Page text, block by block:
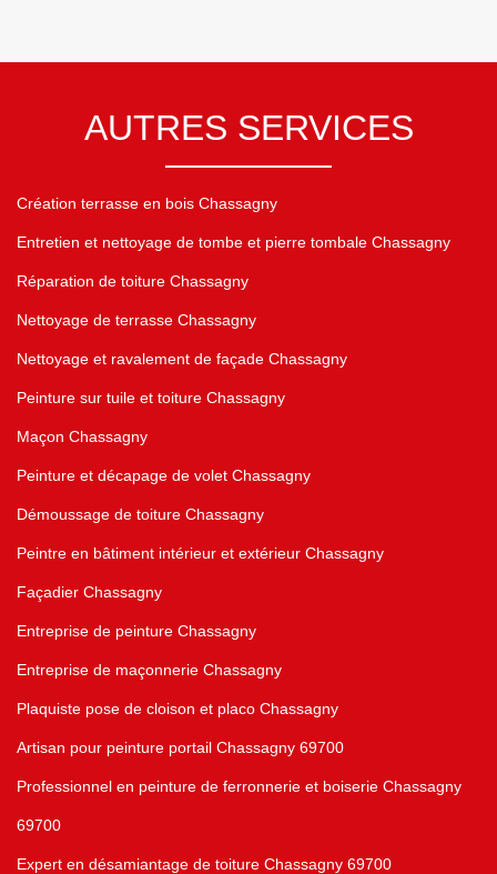
AUTRES SERVICES
Création terrasse en bois Chassagny
Entretien et nettoyage de tombe et pierre tombale Chassagny
Réparation de toiture Chassagny
Nettoyage de terrasse Chassagny
Nettoyage et ravalement de façade Chassagny
Peinture sur tuile et toiture Chassagny
Maçon Chassagny
Peinture et décapage de volet Chassagny
Démoussage de toiture Chassagny
Peintre en bâtiment intérieur et extérieur Chassagny
Façadier Chassagny
Entreprise de peinture Chassagny
Entreprise de maçonnerie Chassagny
Plaquiste pose de cloison et placo Chassagny
Artisan pour peinture portail Chassagny 69700
Professionnel en peinture de ferronnerie et boiserie Chassagny
69700
Expert en désamiantage de toiture Chassagny 69700